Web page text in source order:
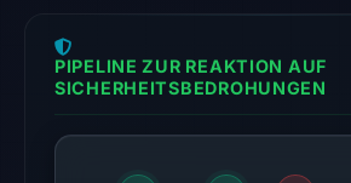
The
latest
PIPELINE ZUR REAKTION AUF
SICHERHEITSBEDROHUNGEN